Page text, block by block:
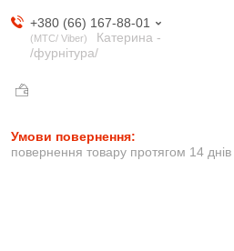
+380 (66) 167-88-01
МТС/ Viber
Катерина -
/фурнітура/
повернення товару протягом 14 днів